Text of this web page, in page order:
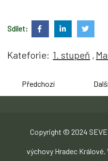
Sdílet:
Kateforie: 1. stupeň
Předchozí
Copyright © 2024
výchovy Hradec Králové.